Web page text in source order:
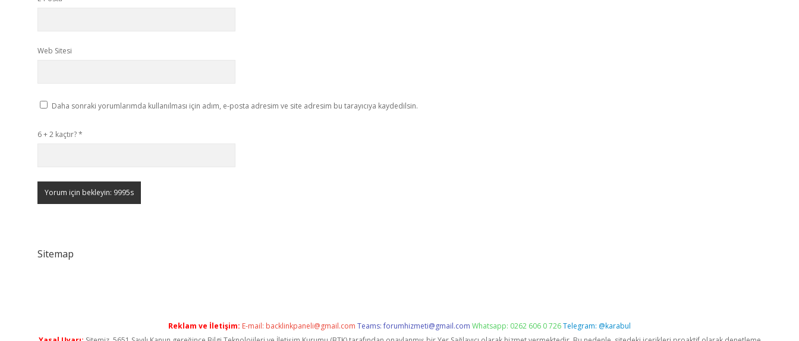
Web Sitesi
Daha sonraki yorumlarımda kullanılması için adım, e-posta adresim ve site adresim bu tarayıcıya kaydedilsin.
6 + 2 kaçtır?*
Sitemap
Reklam ve İletişim: E-mail: backlinkpaneli@gmail.com Teams:forumhizmeti@gmail.com Whatsapp: 0262 606 0 726Telegram: @karabul